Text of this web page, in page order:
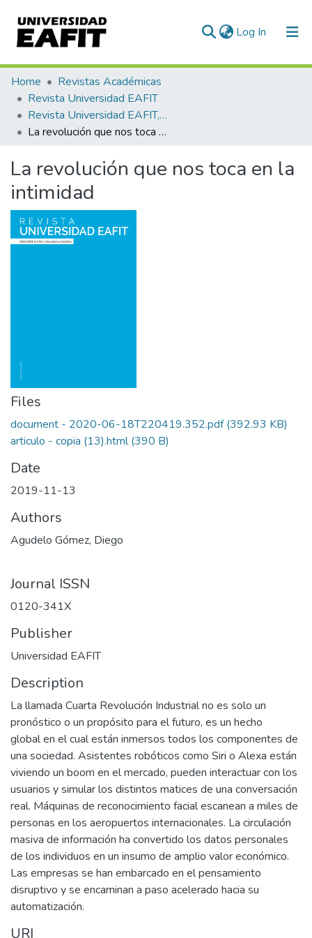
Log In (current)
Communities & Collections
All of DSpace
Statistics
Home
Revistas Académicas
Revista Universidad EAFIT
Revista Universidad EAFIT, Vol. 54, Núm. 174 (2019)
La revolución que nos toca en la intimidad
La revolución que nos toca en la
intimidad
Files
document - 2020-06-18T220419.352.pdf(392.93 KB)
articulo - copia (13).html(390 B)
Date
2019-11-13
Authors
Agudelo Gómez, Diego
Journal ISSN
0120-341X
Publisher
Universidad EAFIT
Description
La llamada Cuarta Revolución Industrial no es solo un
pronóstico o un propósito para el futuro, es un hecho
global en el cual están inmersos todos los componentes de
una sociedad. Asistentes robóticos como Siri o Alexa están
viviendo un boom en el mercado, pueden interactuar con los
usuarios y simular los distintos matices de una conversación
real. Máquinas de reconocimiento facial escanean a miles de
personas en los aeropuertos internacionales. La circulación
masiva de información ha convertido los datos personales
de los individuos en un insumo de amplio valor económico.
Las empresas se han embarcado en el pensamiento
disruptivo y se encaminan a paso acelerado hacia su
automatización.
URI